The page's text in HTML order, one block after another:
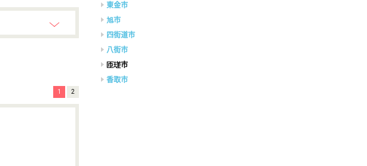
1 2
東金市
旭市
四街道市
八街市
匝瑳市
香取市